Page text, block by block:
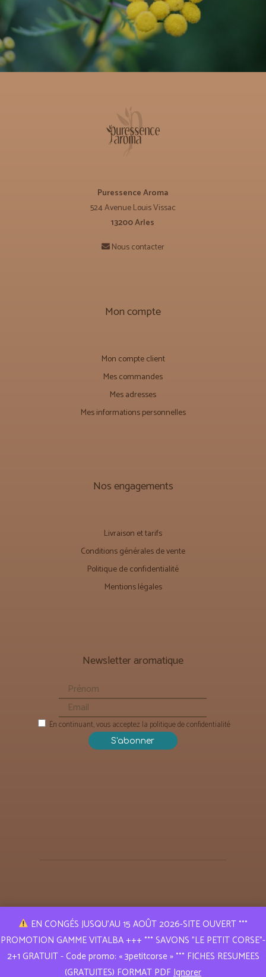
Puressence Aroma
524 Avenue Louis Vissac
13200 Arles
Nous contacter
Mon compte
Mon compte client
Mes commandes
Mes adresses
Mes informations personnelles
Nos engagements
Livraison et tarifs
Conditions générales de vente
Politique de confidentialité
Mentions légales
Newsletter aromatique
En continuant, vous acceptez la politique de confidentialité
Puressence Aroma © 2019 | Tous droits réservés
Réalisation
A l e x a n d r e L E R E S T
EN CONGÉS JUSQU’AU 15 AOÛT 2026-SITE OUVERT °°°
PROMOTION GAMME VITALBA +++ °°° SAVONS "LE PETIT CORSE"-
2+1 GRATUIT - Code promo: « 3petitcorse » °°° FICHES RESUMEES
(GRATUITES) FORMAT PDFIgnorer